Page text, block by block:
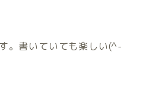
。書いていても楽しい(^-